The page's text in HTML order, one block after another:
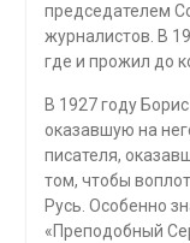
председателем
журналистов. В
где и прожил до
В 1927 году
оказавшую на
писателя,
том, чтобы
Русь. Особенно
«Преподобный